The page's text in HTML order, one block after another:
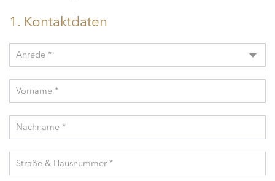
1. Kontaktdaten
Anrede *
Vorname *
Nachname *
Straße & Hausnummer *